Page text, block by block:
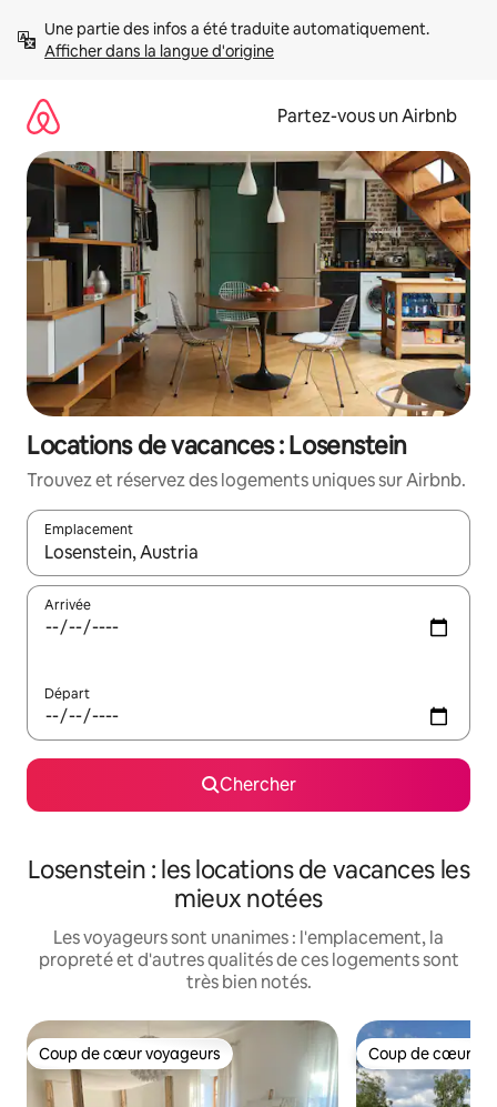
directement
Afficher dans la langue d'origine
Partez-vous un Airbnb
Locations de vacances : Losenstein
Trouvez et réservez des logements uniques sur Airbnb.
Emplacement
Quand les résultats sont affichés, parcourez-les en utilisant
Arrivée
Départ
Chercher
Losenstein : les locations de vacances les
mieux notées
Les voyageurs sont unanimes : l'emplacement, la
propreté et d'autres qualités de ces logements sont
très bien notés.
Coup de cœur voyageurs
Coup de cœur voyageurs Coup de cœur
Coup de cœur